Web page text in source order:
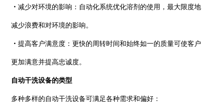
・ 减少对环境的影响：自动化系统优化溶剂的使用，最大限度地
减少浪费和对环境的影响。
・ 提高客户满意度：更快的周转时间和始终如一的质量可使客户
更加满意并提高忠诚度。
自动干洗设备的类型
多种多样的自动干洗设备可满足各种需求和偏好：